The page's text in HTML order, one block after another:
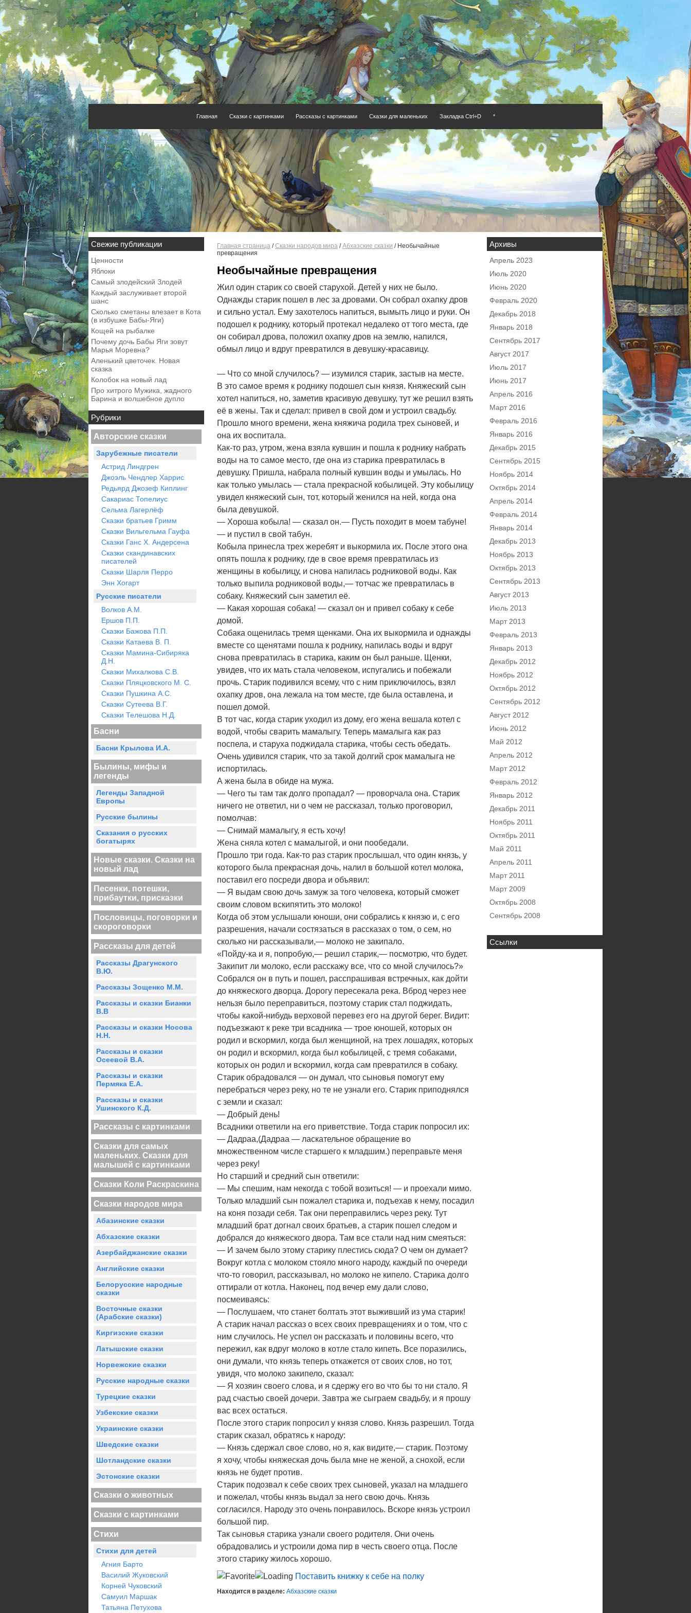
Главная Сказки с картинками Рассказы с картинками Сказки для маленьких Закладка Ctrl+D *
Свежие публикации
Ценности
Яблоки
Самый злодейский Злодей
Каждый заслуживает второй
шанс
Сколько сметаны влезает в Кота
(в избушке Бабы-Яги)
Кощей на рыбалке
Почему дочь Бабы Яги зовут
Марья Моревна?
Аленький цветочек. Новая
сказка
Колобок на новый лад
Про хитрого Мужика, жадного
Барина и волшебное дупло
Рубрики
Авторские сказки
Зарубежные писатели
Астрид Линдгрен
Джоэль Чендлер Харрис
Редьярд Джозеф Киплинг
Сакариас Топелиус
Сельма Лагерлёф
Сказки братьев Гримм
Сказки Вильгельма Гауфа
Сказки Ганс Х. Андерсена
Сказки скандинавских
писателей
Сказки Шарля Перро
Энн Хогарт
Русские писатели
Волков А.М.
Ершов П.П.
Сказки Бажова П.П.
Сказки Катаева В. П.
Сказки Мамина-Сибиряка
Д.Н.
Сказки Михалкова С.В.
Сказки Пляцковского М. С.
Сказки Пушкина А.С.
Сказки Сутеева В.Г.
Сказки Телешова Н.Д.
Басни
Басни Крылова И.А.
Былины, мифы и
легенды
Легенды Западной
Европы
Русские былины
Сказания о русских
богатырях
Новые сказки. Сказки на
новый лад
Песенки, потешки,
прибаутки, присказки
Пословицы, поговорки и
скороговорки
Рассказы для детей
Рассказы Драгунского
В.Ю.
Рассказы Зощенко М.М.
Рассказы и сказки Бианки
В.В
Рассказы и сказки Носова
Н.Н.
Рассказы и сказки
Осеевой В.А.
Рассказы и сказки
Пермяка Е.А.
Рассказы и сказки
Ушинского К.Д.
Рассказы с картинками
Сказки для самых
маленьких. Сказки для
малышей с картинками
Сказки Коли Раскраскина
Сказки народов мира
Абазинские сказки
Абхазские сказки
Азербайджанские сказки
Английские сказки
Белорусские народные
сказки
Восточные сказки
(Арабские сказки)
Киргизские сказки
Латышские сказки
Норвежские сказки
Русские народные сказки
Турецкие сказки
Узбекские сказки
Украинские сказки
Шведские сказки
Шотландские сказки
Эстонские сказки
Сказки о животных
Сказки с картинками
Стихи
Стихи для детей
Агния Барто
Василий Жуковский
Корней Чуковский
Самуил Маршак
Татьяна Петухова
Главная страница /Сказки народов мира /Абхазские сказки / Необычайные
превращения
Необычайные превращения
Жил один старик со своей старухой. Детей у них не было.
Однажды старик пошел в лес за дровами. Он собрал охапку дров
и сильно устал. Ему захотелось напиться, вымыть лицо и руки. Он
подошел к роднику, который протекал недалеко от того места, где
он собирал дрова, положил охапку дров на землю, напился,
обмыл лицо и вдруг превратился в девушку-красавицу.
— Что со мной случилось? — изумился старик, застыв на месте.
В это самое время к роднику подошел сын князя. Княжеский сын
хотел напиться, но, заметив красивую девушку, тут же решил взять
её в жены. Так и сделал: привел в свой дом и устроил свадьбу.
Прошло много времени, жена княжича родила трех сыновей, и
она их воспитала.
Как-то раз, утром, жена взяла кувшин и пошла к роднику набрать
воды на то самое место, где она из старика превратилась в
девушку. Пришла, набрала полный кувшин воды и умылась. Но
как только умылась — стала прекрасной кобылицей. Эту кобылицу
увидел княжеский сын, тот, который женился на ней, когда она
была девушкой.
— Хороша кобыла! — сказал он.— Пусть походит в моем табуне!
— и пустил в свой табун.
Кобыла принесла трех жеребят и выкормила их. После этого она
опять пошла к роднику, где в свое время превратилась из
женщины в кобылицу, и снова напилась родниковой воды. Как
только выпила родниковой воды,— тотчас же превратилась в
собаку. Княжеский сын заметил её.
— Какая хорошая собака! — сказал он и привел собаку к себе
домой.
Собака ощенилась тремя щенками. Она их выкормила и однажды
вместе со щенятами пошла к роднику, напилась воды и вдруг
снова превратилась в старика, каким он был раньше. Щенки,
увидев, что их мать стала человеком, испугались и побежали
прочь. Старик подивился всему, что с ним приключилось, взял
охапку дров, она лежала на том месте, где была оставлена, и
пошел домой.
В тот час, когда старик уходил из дому, его жена вешала котел с
водой, чтобы сварить мамалыгу. Теперь мамалыга как раз
поспела, и старуха поджидала старика, чтобы сесть обедать.
Очень удивился старик, что за такой долгий срок мамалыга не
испортилась.
А жена была в обиде на мужа.
— Чего ты там так долго пропадал? — проворчала она. Старик
ничего не ответил, ни о чем не рассказал, только проговорил,
помолчав:
— Снимай мамалыгу, я есть хочу!
Жена сняла котел с мамалыгой, и они пообедали.
Прошло три года. Как-то раз старик прослышал, что один князь, у
которого была прекрасная дочь, налил в большой котел молока,
поставил его посреди двора и объявил:
— Я выдам свою дочь замуж за того человека, который сможет
своим словом вскипятить это молоко!
Когда об этом услышали юноши, они собрались к князю и, с его
разрешения, начали состязаться в рассказах о том, о сем, но
сколько ни рассказывали,— молоко не закипало.
«Пойду-ка и я, попробую,— решил старик,— посмотрю, что будет.
Закипит ли молоко, если расскажу все, что со мной случилось?»
Собрался он в путь и пошел, расспрашивая встречных, как дойти
до княжеского дворца. Дорогу пересекала река. Вброд через нее
нельзя было переправиться, поэтому старик стал поджидать,
чтобы какой-нибудь верховой перевез его на другой берег. Видит:
подъезжают к реке три всадника — трое юношей, которых он
родил и вскормил, когда был женщиной, на трех лошадях, которых
он родил и вскормил, когда был кобылицей, с тремя собаками,
которых он родил и вскормил, когда сам превратился в собаку.
Старик обрадовался — он думал, что сыновья помогут ему
перебраться через реку, но те не узнали его. Старик приподнялся
с земли и сказал:
— Добрый день!
Всадники ответили на его приветствие. Тогда старик попросил их:
— Дадраа,(Дадраа — ласкательное обращение во
множественном числе старшего к младшим.) переправьте меня
через реку!
Но старший и средний сын ответили:
— Мы спешим, нам некогда с тобой возиться! — и проехали мимо.
Только младший сын пожалел старика и, подъехав к нему, посадил
на коня позади себя. Так они переправились через реку. Тут
младший брат догнал своих братьев, а старик пошел следом и
добрался до княжеского двора. Там все стали над ним смеяться:
— И зачем было этому старику плестись сюда? О чем он думает?
Вокруг котла с молоком стояло много народу, каждый по очереди
что-то говорил, рассказывал, но молоко не кипело. Старика долго
оттирали от котла. Наконец, под вечер ему дали слово,
посмеиваясь:
— Послушаем, что станет болтать этот выживший из ума старик!
А старик начал рассказ о всех своих превращениях и о том, что с
ним случилось. Не успел он рассказать и половины всего, что
пережил, как вдруг молоко в котле стало кипеть. Все поразились,
они думали, что князь теперь откажется от своих слов, но тот,
увидя, что молоко закипело, сказал:
— Я хозяин своего слова, и я сдержу его во что бы то ни стало. Я
рад счастью своей дочери. Завтра же сыграем свадьбу, и я прошу
вас всех остаться.
После этого старик попросил у князя слово. Князь разрешил. Тогда
старик сказал, обратясь к народу:
— Князь сдержал свое слово, но я, как видите,— старик. Поэтому
я хочу, чтобы княжеская дочь была мне не женой, а снохой, если
князь не будет против.
Старик подозвал к себе своих трех сыновей, указал на младшего
и пожелал, чтобы князь выдал за него свою дочь. Князь
согласился. Народу это очень понравилось. Вскоре князь устроил
большой пир.
Так сыновья старика узнали своего родителя. Они очень
обрадовались и устроили дома пир в честь своего отца. После
этого старику жилось хорошо.
Поставить книжку к себе на полку
Находится в разделе: Абхазские сказки
Архивы
Апрель 2023
Июль 2020
Июнь 2020
Февраль 2020
Декабрь 2018
Январь 2018
Сентябрь 2017
Август 2017
Июль 2017
Июнь 2017
Апрель 2016
Март 2016
Февраль 2016
Январь 2016
Декабрь 2015
Сентябрь 2015
Ноябрь 2014
Октябрь 2014
Апрель 2014
Февраль 2014
Январь 2014
Декабрь 2013
Ноябрь 2013
Октябрь 2013
Сентябрь 2013
Август 2013
Июль 2013
Март 2013
Февраль 2013
Январь 2013
Декабрь 2012
Ноябрь 2012
Октябрь 2012
Сентябрь 2012
Август 2012
Июнь 2012
Май 2012
Апрель 2012
Март 2012
Февраль 2012
Январь 2012
Декабрь 2011
Ноябрь 2011
Октябрь 2011
Май 2011
Апрель 2011
Март 2011
Март 2009
Октябрь 2008
Сентябрь 2008
Ссылки